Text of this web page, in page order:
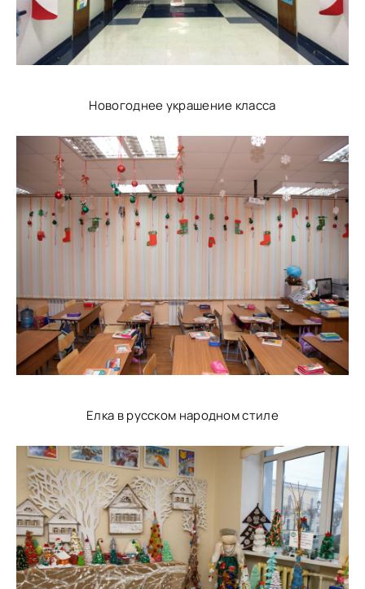
Новогоднее украшение класса
Елка в русском народном стиле